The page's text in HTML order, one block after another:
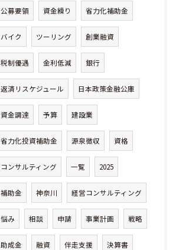
公募要領 資金繰り 省力化補助金
バイク ツーリング 創業融資
税制優遇 金利低減 銀行
返済リスケジュール 日本政策金融公庫
資金調達 予算 建設業
省力化投資補助金 源泉徴収 資格
コンサルティング 一覧 2025
補助金 神奈川 経営コンサルティング
悩み 相談 申請 事業計画 戦略
助成金 融資 伴走支援 決算書